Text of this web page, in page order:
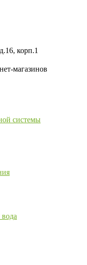
корп.1
магазинов
системы